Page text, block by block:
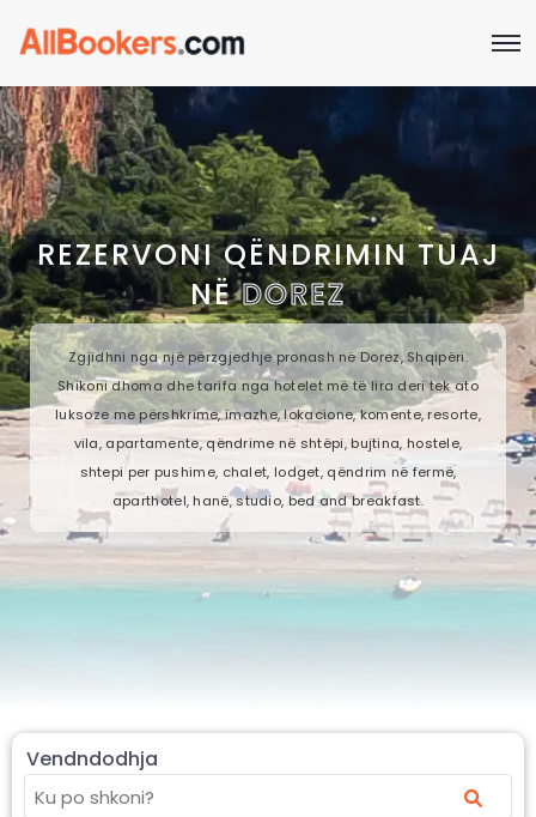
REZERVONI QËNDRIMIN TUAJ
NËDOREZ
Zgjidhni nga një përzgjedhje pronash në Dorez, Shqipëri.
Shikoni dhoma dhe tarifa nga hotelet më të lira deri tek ato
luksoze me përshkrime, imazhe, lokacione, komente, resorte,
vila, apartamente, qëndrime në shtëpi, bujtina, hostele,
shtepi per pushime, chalet, lodget, qëndrim në fermë,
aparthotel, hanë, studio, bed and breakfast.
Vendndodhja